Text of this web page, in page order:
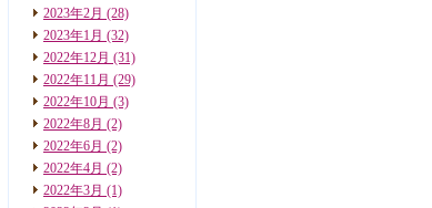
2023年2月 (28)
2023年1月 (32)
2022年12月 (31)
2022年11月 (29)
2022年10月 (3)
2022年8月 (2)
2022年6月 (2)
2022年4月 (2)
2022年3月 (1)